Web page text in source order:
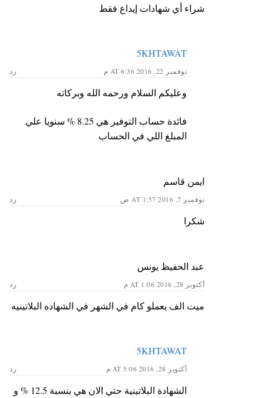
شراء أي شهادات إيداع فقط
5KHTAWAT
نوفمبر 22, 2016 AT 6:36 م رد
وعليكم السلام ورحمه الله وبركاته
فائدة حساب التوفير هي 8.25 % سنويا علي
المبلغ اللي في الحساب
ايمن قاسم
نوفمبر 7, 2016 AT 1:57 ص رد
شكرا
عبد الحفيظ يونس
أكتوبر 28, 2016 AT 1:06 م رد
ميت الف يعملو كام في الشهر في الشهاده البلاتينيه
5KHTAWAT
أكتوبر 28, 2016 AT 5:06 م رد
الشهادة البلاتينية حتي الان هي بنسبة 12.5 % و